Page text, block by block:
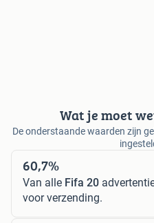
Wat je moet
De onderstaande waarden zijn
60,7%
Van alle Fifa 20
voor verzending.